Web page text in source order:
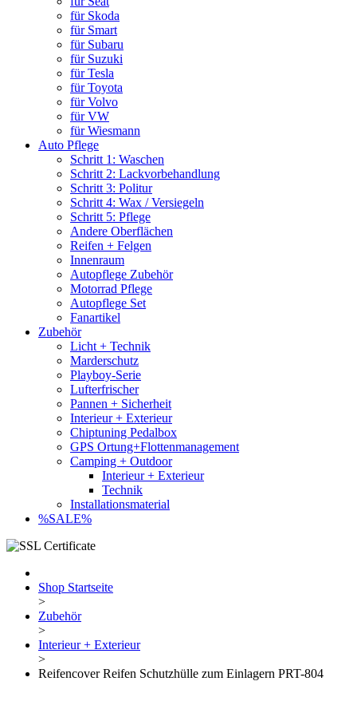
für Skoda
für Smart
für Subaru
für Suzuki
für Tesla
für Toyota
für Volvo
für VW
für Wiesmann
Auto Pflege
Schritt 1: Waschen
Schritt 2: Lackvorbehandlung
Schritt 3: Politur
Schritt 4: Wax / Versiegeln
Schritt 5: Pflege
Andere Oberflächen
Reifen + Felgen
Innenraum
Autopflege Zubehör
Motorrad Pflege
Autopflege Set
Fanartikel
Zubehör
Licht + Technik
Marderschutz
Playboy-Serie
Lufterfrischer
Pannen + Sicherheit
Interieur + Exterieur
Chiptuning Pedalbox
GPS Ortung+Flottenmanagement
Camping + Outdoor
Interieur + Exterieur
Technik
Installationsmaterial
%SALE%
Shop Startseite
>
Zubehör
>
Interieur + Exterieur
>
Reifencover Reifen Schutzhülle zum Einlagern PRT-804